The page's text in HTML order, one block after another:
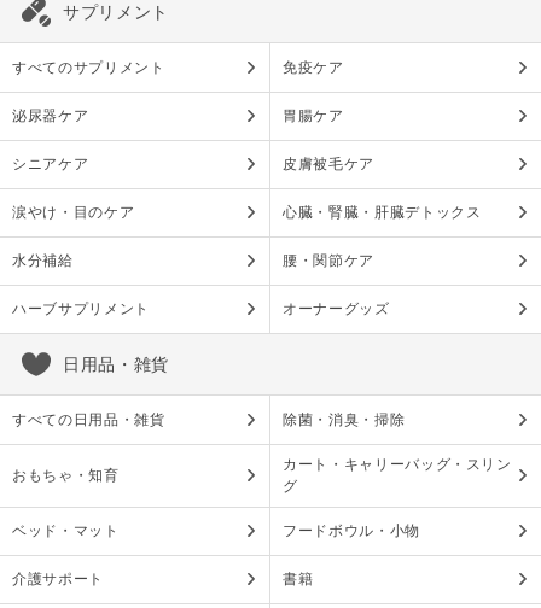
サプリメント
すべてのサプリメント 免疫ケア
泌尿器ケア 胃腸ケア
シニアケア 皮膚被毛ケア
涙やけ・目のケア 心臓・腎臓・肝臓デトックス
水分補給 腰・関節ケア
ハーブサプリメント オーナーグッズ
日用品・雑貨
すべての日用品・雑貨 除菌・消臭・掃除
おもちゃ・知育
カート・キャリーバッグ・スリン
グ
ベッド・マット フードボウル・小物
介護サポート 書籍